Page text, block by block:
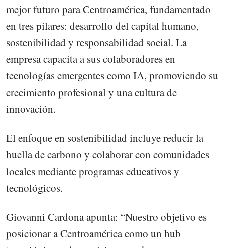
mejor futuro para Centroamérica, fundamentado
en tres pilares: desarrollo del capital humano,
sostenibilidad y responsabilidad social. La
empresa capacita a sus colaboradores en
tecnologías emergentes como IA, promoviendo su
crecimiento profesional y una cultura de
innovación.
El enfoque en sostenibilidad incluye reducir la
huella de carbono y colaborar con comunidades
locales mediante programas educativos y
tecnológicos.
Giovanni Cardona apunta: “Nuestro objetivo es
posicionar a Centroamérica como un hub